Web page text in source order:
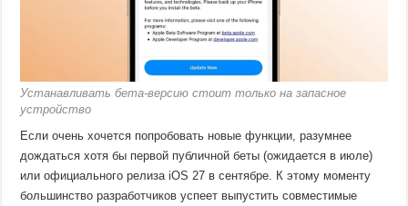
Устанавливать бета-версию стоит только на запасное
устройство
Если очень хочется попробовать новые функции, разумнее
дождаться хотя бы первой публичной беты (ожидается в июле)
или официального релиза iOS 27 в сентябре. К этому моменту
большинство разработчиков успеет выпустить совместимые